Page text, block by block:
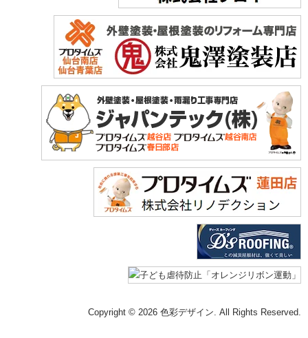
Copyright © 2026 色彩デザイン. All Rights Reserved.